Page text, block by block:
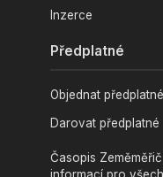
Inzerce
Předplatné
Objednat předplatné
Darovat předplatné
Časopis